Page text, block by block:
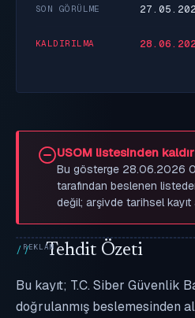
SON GÖRÜLME
KALDIRILMA
USOM listesinden
Bu gösterge 28.06.2026
tarafından beslenen
değil; arşivde tarihsel kayıt
Tehdit Özeti
Bu kayıt; T.C. Siber Güvenlik
doğrulanmış beslemesinden